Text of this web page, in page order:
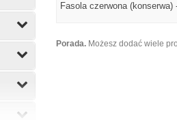
Fasola czerwona (konserwa)
Porada. Możesz dodać wiele